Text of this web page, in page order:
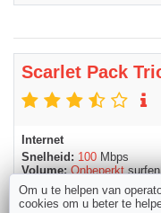
Scarlet Pack
Internet
Snelheid: 100 Mbps
Volume:Onbeperktsurfen
Om u te helpen van
cookies om u beter te